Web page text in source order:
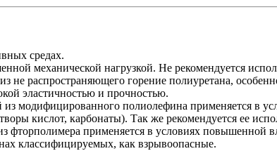
средах.
механической нагрузкой. Не рекомендуется
распространяющего горение полиуретана,
эластичностью и прочностью.
модифицированного полиолефина применяется в
кислот, карбонаты). Так же рекомендуется ее
применяется в условиях повышенной
классифицируемых, как взрывоопасные.